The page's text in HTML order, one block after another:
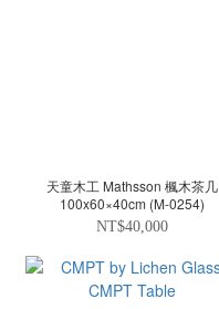
天童木工 Mathsson 楓木茶几
100x60×40cm (M-0254)
NT$40,000